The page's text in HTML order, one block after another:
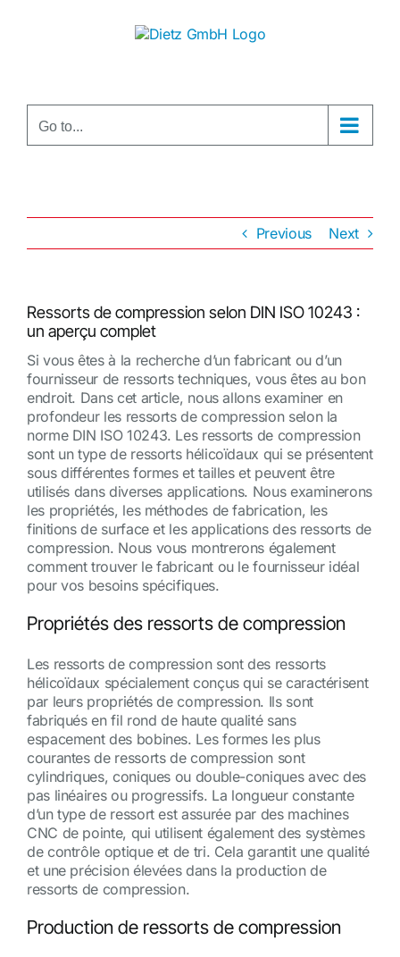
Go to...
Previous Next
Ressorts de compression selon DIN ISO 10243 :
un aperçu complet
Si vous êtes à la recherche d’un fabricant ou d’un
fournisseur de ressorts techniques, vous êtes au bon
endroit. Dans cet article, nous allons examiner en
profondeur les ressorts de compression selon la
norme DIN ISO 10243. Les ressorts de compression
sont un type de ressorts hélicoïdaux qui se présentent
sous différentes formes et tailles et peuvent être
utilisés dans diverses applications. Nous examinerons
les propriétés, les méthodes de fabrication, les
finitions de surface et les applications des ressorts de
compression. Nous vous montrerons également
comment trouver le fabricant ou le fournisseur idéal
pour vos besoins spécifiques.
Propriétés des ressorts de compression
Les ressorts de compression sont des ressorts
hélicoïdaux spécialement conçus qui se caractérisent
par leurs propriétés de compression. Ils sont
fabriqués en fil rond de haute qualité sans
espacement des bobines. Les formes les plus
courantes de ressorts de compression sont
cylindriques, coniques ou double-coniques avec des
pas linéaires ou progressifs. La longueur constante
d’un type de ressort est assurée par des machines
CNC de pointe, qui utilisent également des systèmes
de contrôle optique et de tri. Cela garantit une qualité
et une précision élevées dans la production de
ressorts de compression.
Production de ressorts de compression